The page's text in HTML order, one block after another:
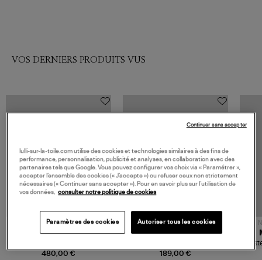
VOS DERNIERS PRODUITS VUS
480,00 €
JEROME DREYFUSS
Champagne
NOUVELLE COLLECTION
189,00 €
TORAL
Mousse
lulli-sur-la-toile.com utilise des cookies et technologies similaires à des fins de
performance, personnalisation, publicité et analyses, en collaboration avec des
partenaires tels que Google. Vous pouvez configurer vos choix via « Paramétrer »,
accepter l’ensemble des cookies (« J’accepte ») ou refuser ceux non strictement
nécessaires (« Continuer sans accepter »). Pour en savoir plus sur l’utilisation de
vos données, consulter notre politique de cookies
Paramètres des cookies Autoriser tous les cookies
Continuer sans accepter